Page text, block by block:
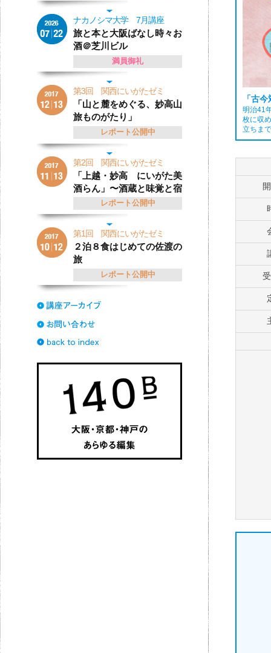
「古
明治41
枚に収
立ちま
ナカノシマ大学 7月講座
旅と本と大阪ばなし時々お
酒＠芝川ビル
満員御礼
第3回 関西にいがたゼミ
「山と麓をめぐる、妙高山
旅ものがたり」
レポート公開中
第2回 関西にいがたゼミ
「上越・妙高 にいがた美
酒らん」〜酒蔵と味覚と宿
レポート公開中
第1回 関西にいがたゼミ
２泊８食はじめての佐渡の
旅
レポート公開中